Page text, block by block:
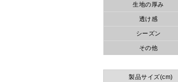
生地の厚み
透け感
シーズン
その他
製品サイズ(cm)